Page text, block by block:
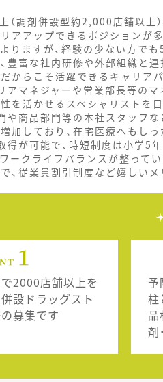
調剤併設型約2,000店舗以上
アアップできるポジションが多
りますが、経験の少ない方で
豊富な社内研修や外部組織と
からこそ活躍できるキャリア
アマネジャーや営業部長等のマ
を活かせるスペシャリストを目
や商品部門等の本社スタッフな
加しており、在宅医療へもしっ
が可能で、時短制度は小学5
ークライフバランスが整ってい
、従業員割引制度など嬉しいメ
2000店舗以上を
設ドラッグスト
募集です
予
柱
品
剤